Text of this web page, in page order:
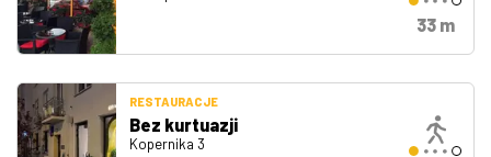
33 m
RESTAURACJE
Bez kurtuazji
Kopernika 3